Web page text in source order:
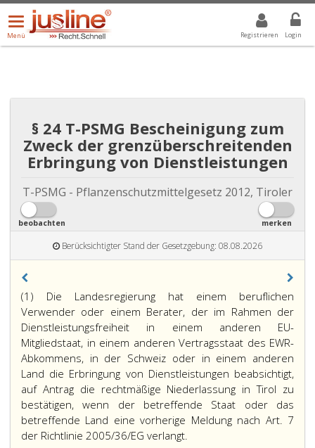
Registrieren Login
Menü
öffnen/schließen
Menü
ALLE DROPDOWN: GEWÄHLTER WERT IST ALLE
§ 24 T-PSMG Bescheinigung zum
Zweck der grenzüberschreitenden
Erbringung von Dienstleistungen
T-PSMG - Pflanzenschutzmittelgesetz 2012, Tiroler
beobachten merken
Berücksichtigter Stand der Gesetzgebung: 08.08.2026
(1) Die Landesregierung hat einem beruflichen
Verwender oder einem Berater, der im Rahmen der
Dienstleistungsfreiheit in einem anderen EU-
Mitgliedstaat, in einem anderen Vertragsstaat des EWR-
Abkommens, in der Schweiz oder in einem anderen
Land die Erbringung von Dienstleistungen beabsichtigt,
auf Antrag die rechtmäßige Niederlassung in Tirol zu
bestätigen, wenn der betreffende Staat oder das
betreffende Land eine vorherige Meldung nach Art. 7
der Richtlinie 2005/36/EG verlangt.